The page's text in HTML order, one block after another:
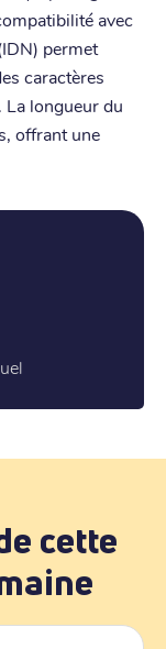
avec
permet
caractères
La longueur du
offrant une
cette